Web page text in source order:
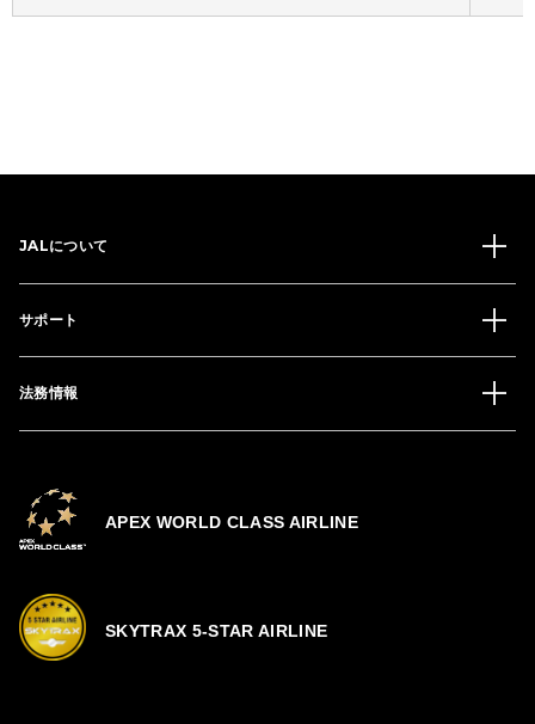
JALについて
サポート
法務情報
APEX WORLD CLASS AIRLINE
SKYTRAX 5-STAR AIRLINE